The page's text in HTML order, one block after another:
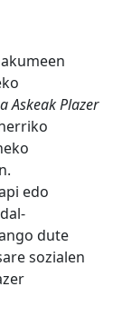
Askeak Plazer
edo
dute
sozialen